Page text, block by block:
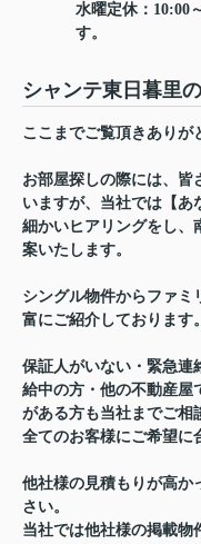
水曜定休：10:00
す。
シャンテ東日暮里
ここまでご覧頂きありが
お部屋探しの際には、皆
いますが、当社では【あ
細かいヒアリングをし、
案いたします。
シングル物件からファミ
富にご紹介しております。
保証人がいない・緊急連
給中の方・他の不動産屋
がある方も当社までご相
全てのお客様にご希望に
他社様の見積もりが高か
さい。
当社では他社様の掲載物